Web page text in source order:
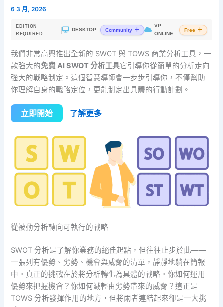
6 3 月, 2026
EDITION
REQUIRED
| DESKTOP Community
VP
ONLINE
Free
我們非常高興推出全新的 SWOT 與 TOWS 商業分析工具，一
款強大的免費 AI SWOT 分析工具它引導你從簡單的分析走向
強大的戰略制定。這個智慧導師會一步步引導你，不僅幫助
你理解自身的戰略定位，更能制定出具體的行動計劃。
立即開始 了解更多
從被動分析轉向可執行的戰略
SWOT 分析是了解你業務的絕佳起點，但往往止步於此——
一張列有優勢、劣勢、機會與威脅的清單，靜靜地躺在簡報
中。真正的挑戰在於將分析轉化為具體的戰略。你如何運用
優勢來把握機會？你如何減輕由劣勢帶來的威脅？這正是
TOWS 分析發揮作用的地方，但將兩者連結起來卻是一大挑